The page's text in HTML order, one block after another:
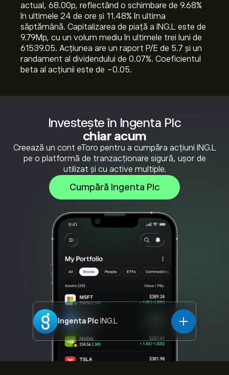
Investește în Ingenta Plc
chiar acum
Creează un cont eToro pentru a cumpăra acțiuni ING.L
pe o platformă de tranzacționare sigură, ușor de
utilizat și cu active multiple.
Cumpără Ingenta Plc
Ingenta Plc ING.L
actual, 68.00‎p‎, reflectând o schimbare de ‎9.68‎%
în ultimele 24 de ore și ‎11.48‎% în ultima
săptămână. Capitalizarea de piață a ING.L este de
9.79M‎p‎, cu un volum mediu în ultimele trei luni de
61539.05. Acțiunea are un raport P/E de 5.7 și un
randament al dividendului de 0.07%. Coeficientul
beta al acțiunii este de -0.05.